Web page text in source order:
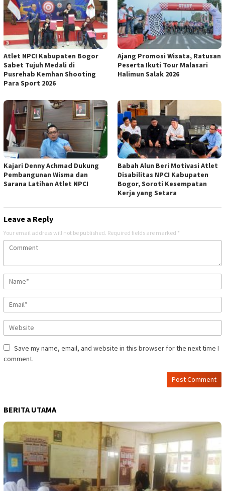
Atlet NPCI Kabupaten Bogor
Sabet Tujuh Medali di
Pusrehab Kemhan Shooting
Para Sport 2026
Ajang Promosi Wisata, Ratusan
Peserta Ikuti Tour Malasari
Halimun Salak 2026
Kajari Denny Achmad Dukung
Pembangunan Wisma dan
Sarana Latihan Atlet NPCI
Babah Alun Beri Motivasi Atlet
Disabilitas NPCI Kabupaten
Bogor, Soroti Kesempatan
Kerja yang Setara
Leave a Reply
Your email address will not be published. Required fields are marked *
Save my name, email, and website in this browser for the next time I
comment.
BERITA UTAMA